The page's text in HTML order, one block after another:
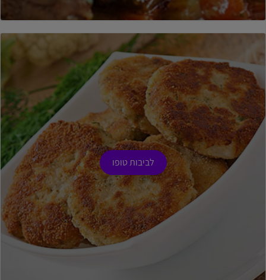
לביבות טופו